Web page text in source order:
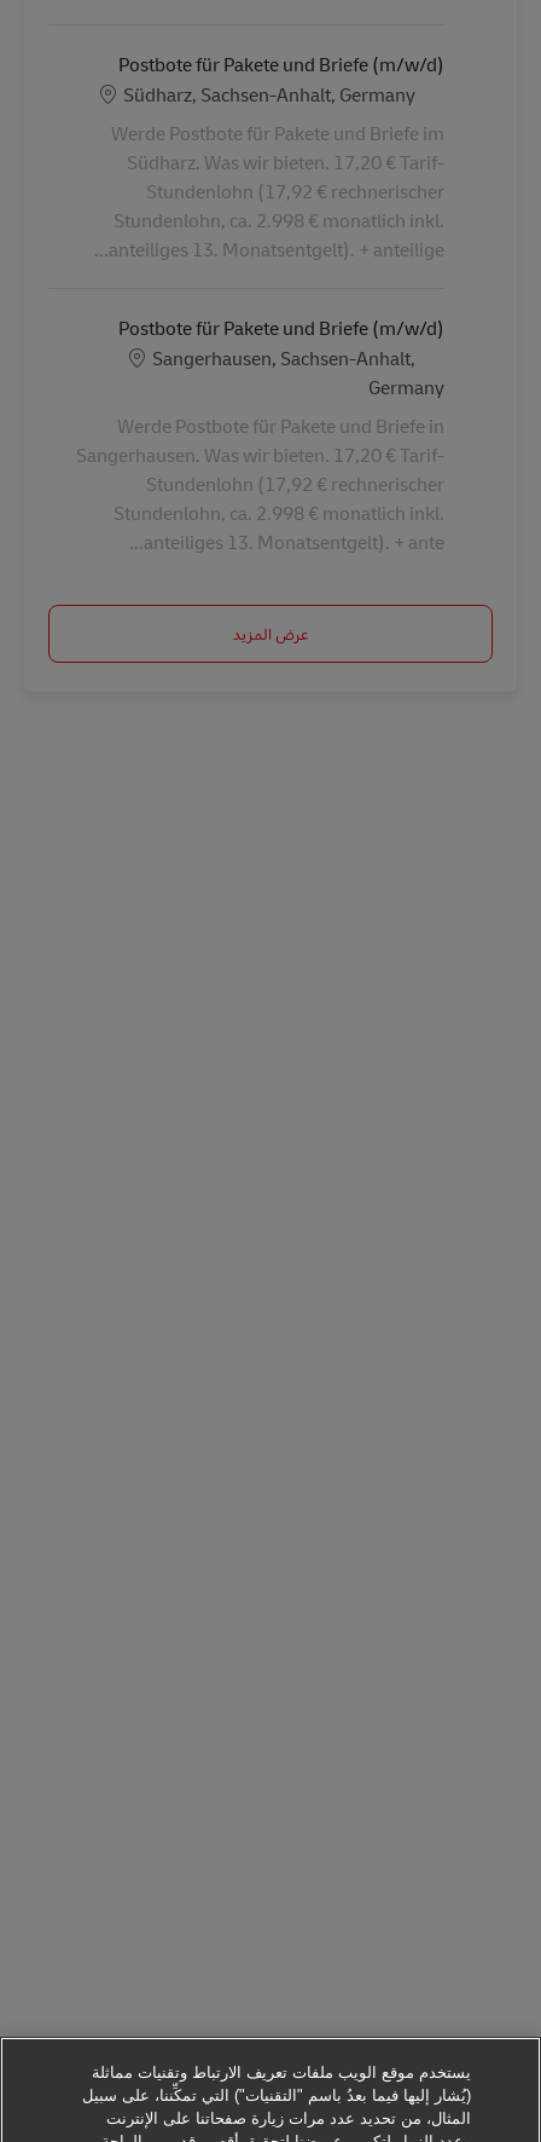
Postbote für Pakete und Briefe (m/w/d)
الموقع
Südharz, Sachsen-Anhalt, Germany
Werde Postbote für Pakete und Briefe im
Südharz. Was wir bieten. 17,20 € Tarif-
Stundenlohn (17,92 € rechnerischer
Stundenlohn, ca. 2.998 € monatlich inkl.
anteiliges 13. Monatsentgelt). + anteilige...
Postbote für Pakete und Briefe (m/w/d)
الموقع
Sangerhausen, Sachsen-Anhalt,
Germany
Werde Postbote für Pakete und Briefe in
Sangerhausen. Was wir bieten. 17,20 € Tarif-
Stundenlohn (17,92 € rechnerischer
Stundenlohn, ca. 2.998 € monatlich inkl.
anteiliges 13. Monatsentgelt). + ante...
عرض المزيد
يستخدم موقع الويب ملفات تعريف الارتباط وتقنيات مماثلة
(يُشار إليها فيما بعدُ باسم "التقنيات") التي تمكِّننا، على سبيل
المثال، من تحديد عدد مرات زيارة صفحاتنا على الإنترنت